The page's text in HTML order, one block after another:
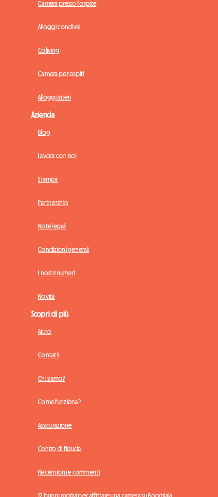
Camera presso l'ospite
Alloggi condivisi
Coliving
Camera per ospiti
Alloggi interi
Azienda
Blog
Lavora con noi
Stampa
Partnership
Note legali
Condizioni generali
I nostri numeri
Novità
Scopri di più
Aiuto
Contatti
Chi siamo?
Come funziona?
Assicurazione
Centro di fiducia
Recensioni e commenti